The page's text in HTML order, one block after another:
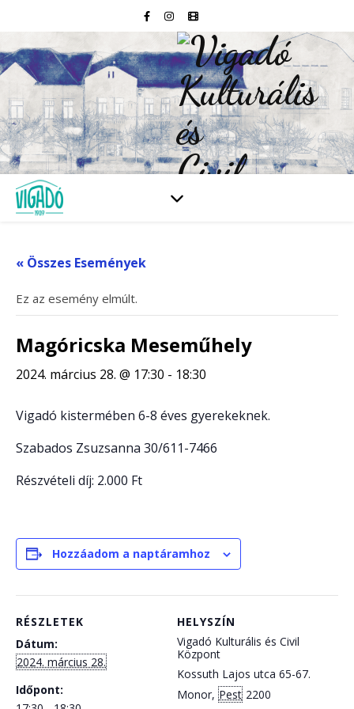
« Összes Események
Ez az esemény elmúlt.
Magóricska Meseműhely
2024. március 28. @ 17:30 - 18:30
Vigadó kistermében 6-8 éves gyerekeknek.
Szabados Zsuzsanna 30/611-7466
Részvételi díj: 2.000 Ft
Hozzáadom a naptáramhoz
RÉSZLETEK
Dátum:
2024. március 28.
Időpont:
HELYSZÍN
Vigadó Kulturális és Civil
Központ
Kossuth Lajos utca 65-67.
Monor, Pest 2200